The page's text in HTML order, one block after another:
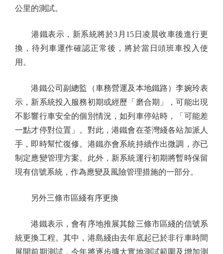
公里的測試。
港鐵表示，新系統將於3月15日凌晨收車後進行更
換，待列車運作確認正常後，將於當日頭班車投入使
用。
港鐵公司副總監（車務營運及本地鐵路）李婉玲表
示，新系統投入服務初期或經歷「磨合期」，可能出現
不影響行車安全的個別情況，如列車停站時，「可能差
一點才停對位置」。對此，港鐵會在荃灣綫各站加派人
手，即時幫忙復修。港鐵亦會系統持續作出微調，亦已
制定應變管理方案。此外，新系統運行初期將暫時保留
現有信號系統，作為應變及風險管理措施的一部分。
另外三條市區綫有序更換
港鐵表示，會有序地推展其餘三條市區綫的信號系
統更換工程。其中，港島綫由去年底起已於非行車時間
展開前期測試，今年將逐步擴大實地測試範圍及增加測